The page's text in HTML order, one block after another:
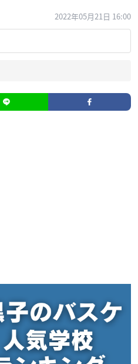
2022年05月21日 16:00